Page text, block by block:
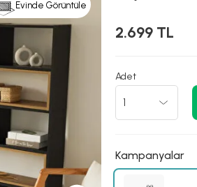
Evinde Görüntüle
2.699 TL
Adet
Kampanyalar